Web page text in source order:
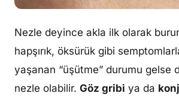
Nezle deyince akla ilk olarak burun
hapşırık, öksürük gibi
yaşanan “üşütme” durumu gelse
nezle olabilir. Göz gribi ya da